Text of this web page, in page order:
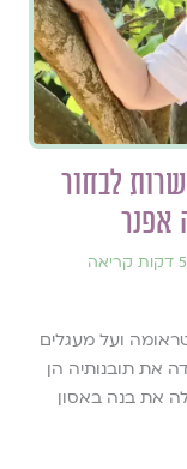
לבחור
אפנר
ועל מעגלים
את תובנותיה הן
את בנה באסון